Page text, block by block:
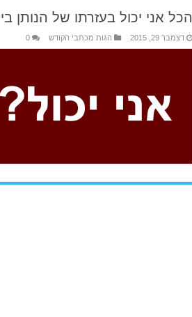
הכל אני יכול בעזרתו של הנותן בי
דצמבר 29, 2015 הגות מכתבי הקודש 0